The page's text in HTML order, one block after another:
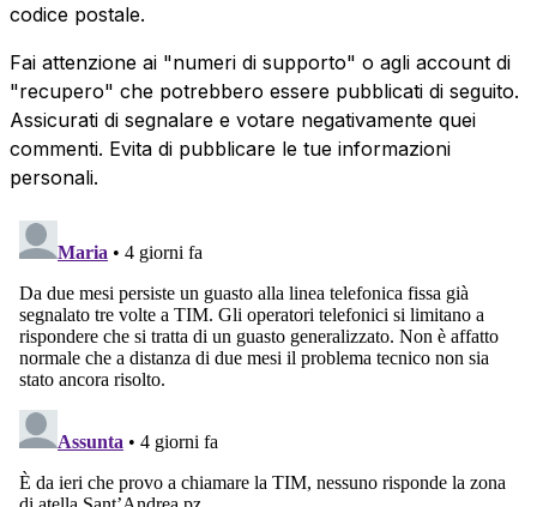
codice postale.
Fai attenzione ai "numeri di supporto" o agli account di
"recupero" che potrebbero essere pubblicati di seguito.
Assicurati di segnalare e votare negativamente quei
commenti. Evita di pubblicare le tue informazioni
personali.